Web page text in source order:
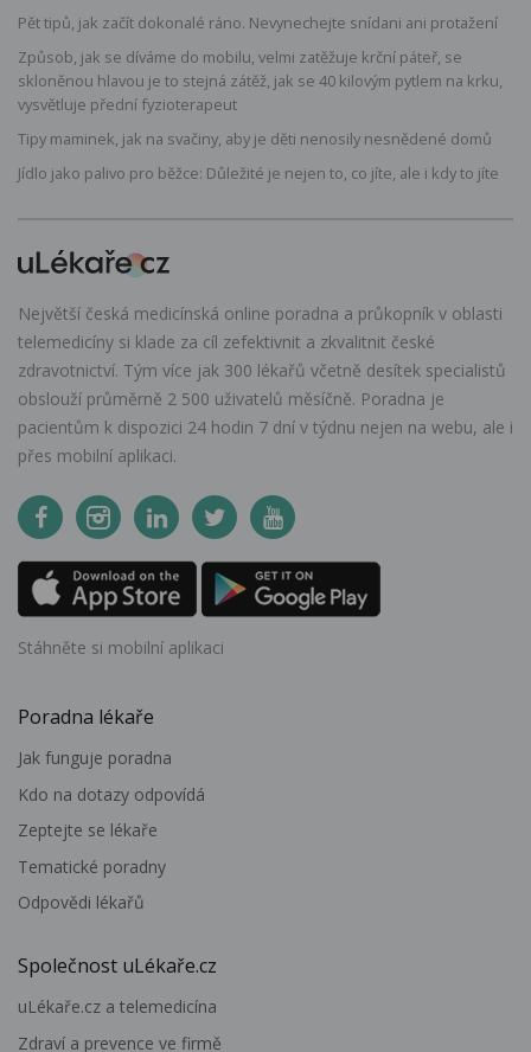
Pět tipů, jak začít dokonalé ráno. Nevynechejte snídani ani protažení
Způsob, jak se díváme do mobilu, velmi zatěžuje krční páteř, se
skloněnou hlavou je to stejná zátěž, jak se 40 kilovým pytlem na krku,
vysvětluje přední fyzioterapeut
Tipy maminek, jak na svačiny, aby je děti nenosily nesnědené domů
Jídlo jako palivo pro běžce: Důležité je nejen to, co jíte, ale i kdy to jíte
Největší česká medicínská online poradna a průkopník v oblasti
telemedicíny si klade za cíl zefektivnit a zkvalitnit české
zdravotnictví. Tým více jak 300 lékařů včetně desítek specialistů
obslouží průměrně 2 500 uživatelů měsíčně. Poradna je
pacientům k dispozici 24 hodin 7 dní v týdnu nejen na webu, ale i
přes mobilní aplikaci.
Stáhněte si mobilní aplikaci
Poradna lékaře
Jak funguje poradna
Kdo na dotazy odpovídá
Zeptejte se lékaře
Tematické poradny
Odpovědi lékařů
Společnost uLékaře.cz
uLékaře.cz a telemedicína
Zdraví a prevence ve firmě